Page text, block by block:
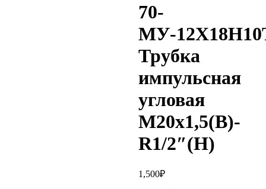
70-
МУ-
Трубка
импульсная
угловая
М20х1,5(В)-
R1/2″(Н)
1,500₽